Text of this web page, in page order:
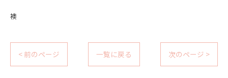
襖
< 前のページ 一覧に戻る 次のページ >